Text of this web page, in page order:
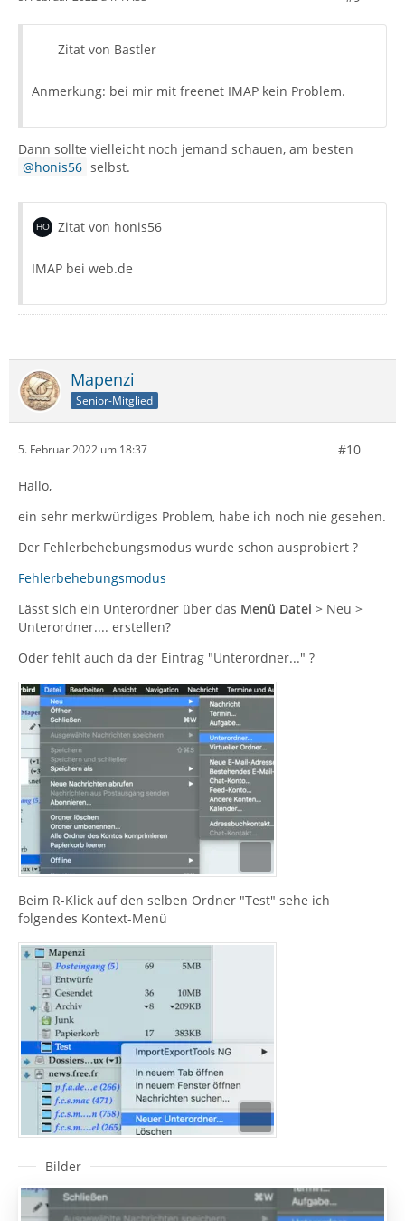
Zitat von Bastler
Anmerkung: bei mir mit freenet IMAP kein Problem.
Dann sollte vielleicht noch jemand schauen, am besten
honis56 selbst.
Zitat von honis56
IMAP bei web.de
Mapenzi
Senior-Mitglied
5. Februar 2022 um 18:37 #10
Hallo,
ein sehr merkwürdiges Problem, habe ich noch nie gesehen.
Der Fehlerbehebungsmodus wurde schon ausprobiert ?
Fehlerbehebungsmodus
Lässt sich ein Unterordner über das Menü Datei > Neu >
Unterordner.... erstellen?
Oder fehlt auch da der Eintrag "Unterordner..." ?
Beim R-Klick auf den selben Ordner "Test" sehe ich
folgendes Kontext-Menü
Bilder